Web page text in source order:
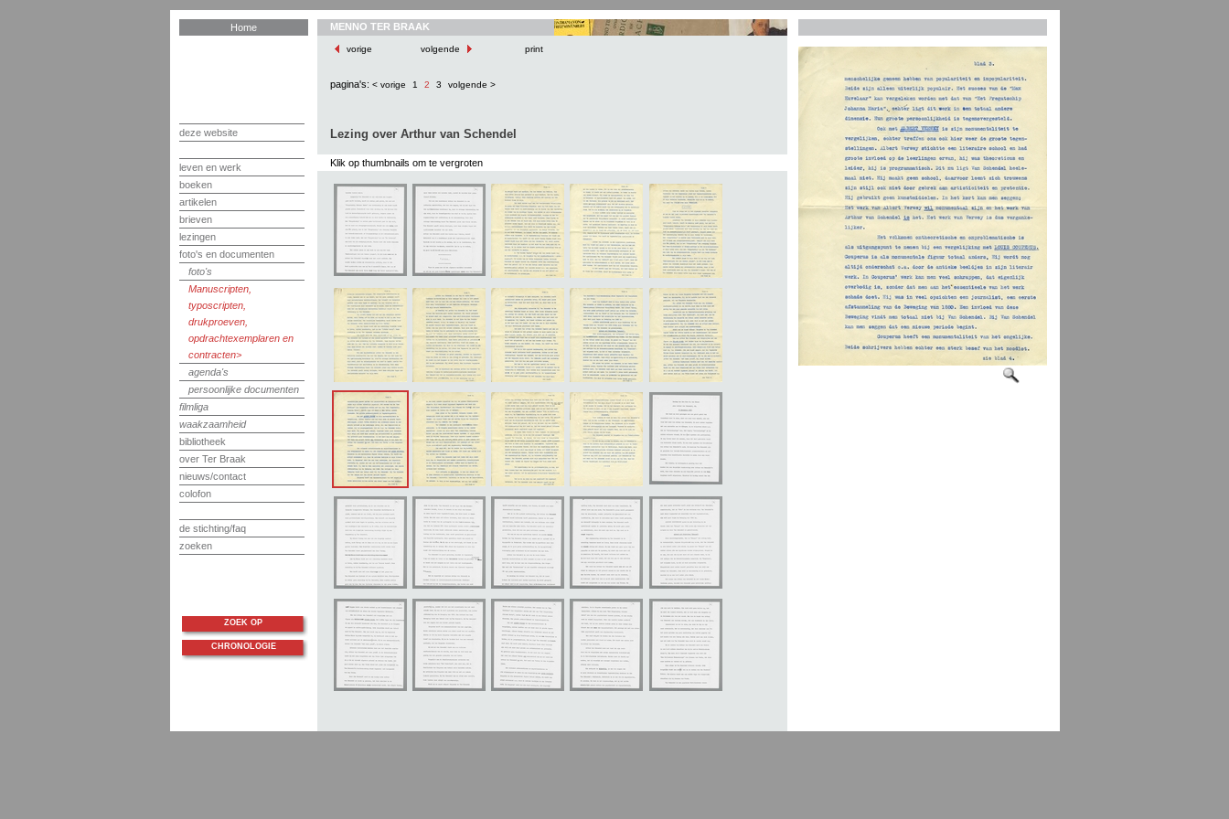
Home
deze website
leven en werk
boeken
artikelen
brieven
lezingen
foto's en documenten
foto's
Manuscripten,
typoscripten,
drukproeven,
opdrachtexemplaren en
contracten
agenda's
persoonlijke documenten
filmliga
waakzaamheid
bibliotheek
over Ter Braak
nieuws/contact
colofon
de stichting/faq
zoeken
MENNO TER BRAAK
vorige volgende print
pagina's: < vorige 1 2 3 volgende >
Lezing over Arthur van Schendel
Klik op thumbnails om te vergroten
ZOEK OP
CHRONOLOGIE